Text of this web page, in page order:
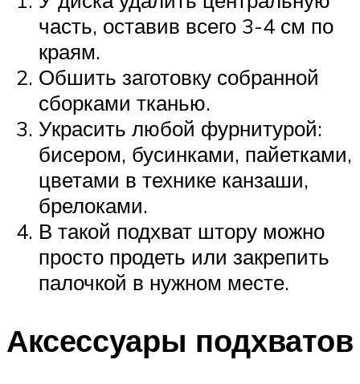
часть, оставив всего 3-4 см по
краям.
Обшить заготовку собранной
сборками тканью.
Украсить любой фурнитурой:
бисером, бусинками, пайетками,
цветами в технике канзаши,
брелоками.
В такой подхват штору можно
просто продеть или закрепить
палочкой в нужном месте.
Аксессуары подхватов